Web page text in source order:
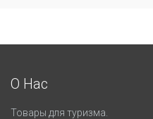
О Нас
Товары для туризма.